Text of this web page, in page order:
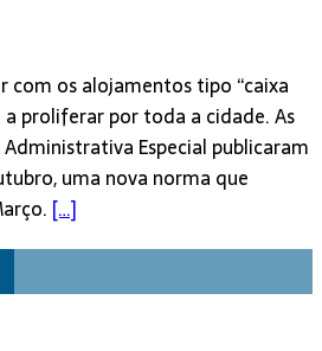
com os alojamentos tipo “caixa
a proliferar por toda a cidade. As
Especial publicaram
uma nova norma que
[…]